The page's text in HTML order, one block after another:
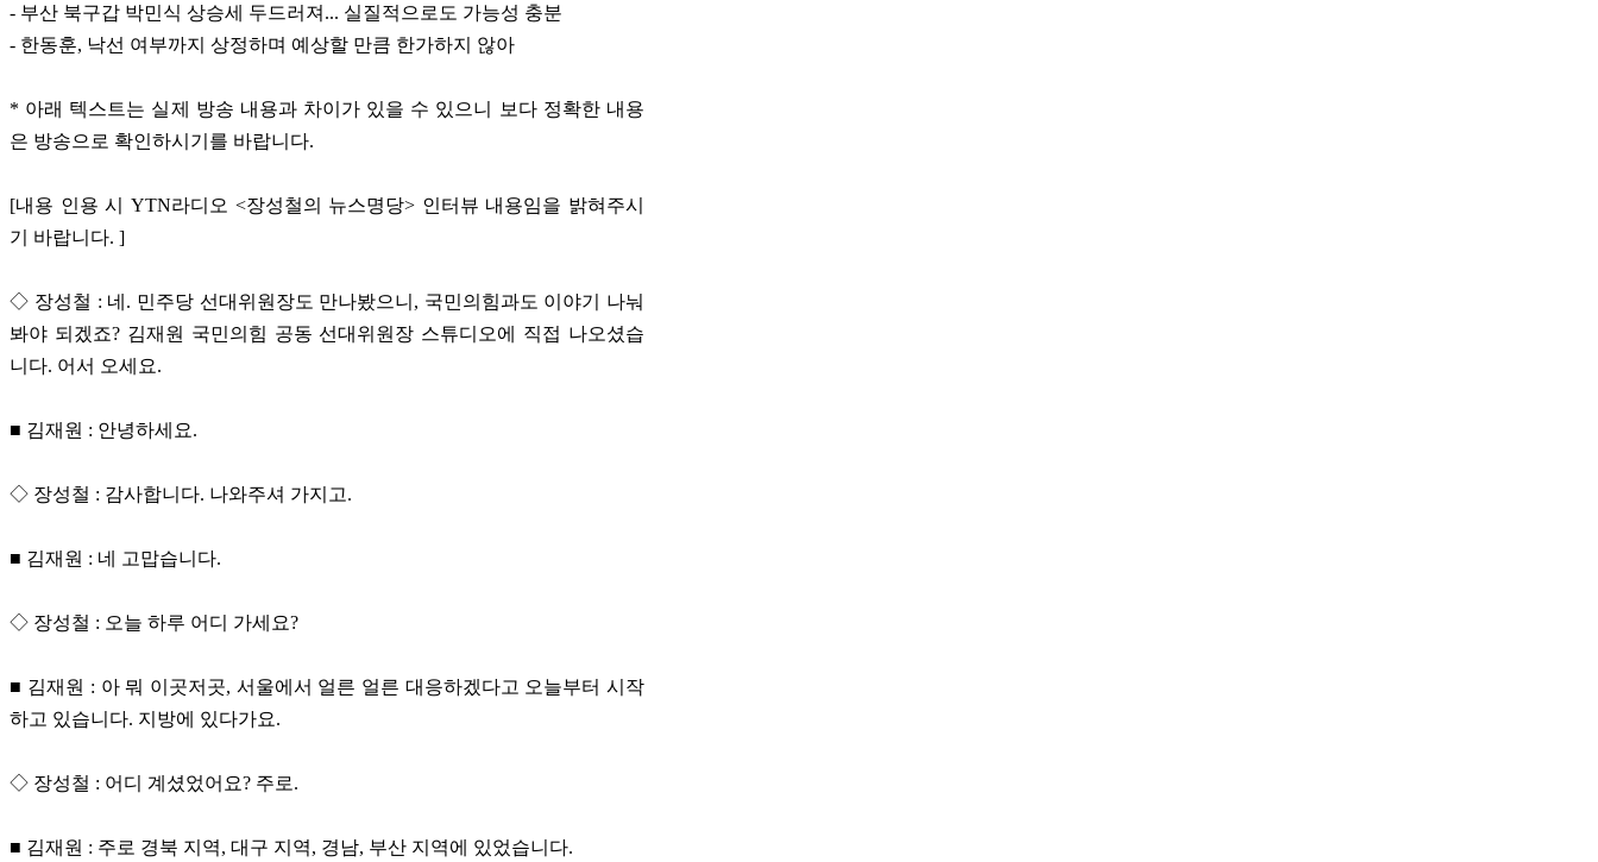
- 부산 북구갑 박민식 상승세 두드러져... 실질적으로도 가능성 충분
- 한동훈, 낙선 여부까지 상정하며 예상할 만큼 한가하지 않아
* 아래 텍스트는 실제 방송 내용과 차이가 있을 수 있으니 보다 정확한 내용
은 방송으로 확인하시기를 바랍니다.
[내용 인용 시 YTN라디오 <장성철의 뉴스명당> 인터뷰 내용임을 밝혀주시
기 바랍니다. ]
◇ 장성철 : 네. 민주당 선대위원장도 만나봤으니, 국민의힘과도 이야기 나눠
봐야 되겠죠? 김재원 국민의힘 공동 선대위원장 스튜디오에 직접 나오셨습
니다. 어서 오세요.
■ 김재원 : 안녕하세요.
◇ 장성철 : 감사합니다. 나와주셔 가지고.
■ 김재원 : 네 고맙습니다.
◇ 장성철 : 오늘 하루 어디 가세요?
■ 김재원 : 아 뭐 이곳저곳, 서울에서 얼른 얼른 대응하겠다고 오늘부터 시작
하고 있습니다. 지방에 있다가요.
◇ 장성철 : 어디 계셨었어요? 주로.
■ 김재원 : 주로 경북 지역, 대구 지역, 경남, 부산 지역에 있었습니다.